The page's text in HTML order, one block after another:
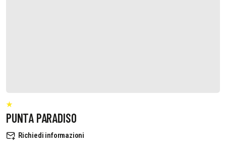
PUNTA PARADISO
Richiedi informazioni